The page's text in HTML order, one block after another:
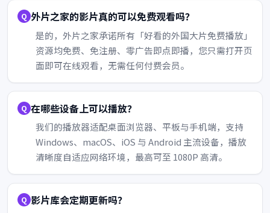
外片之家的影片真的可以免费观看吗？
是的，外片之家承诺所有「好看的外国大片免费播放」
资源均免费、免注册、零广告即点即播，您只需打开页
面即可在线观看，无需任何付费会员。
在哪些设备上可以播放？
我们的播放器适配桌面浏览器、平板与手机端，支持
Windows、macOS、iOS 与 Android 主流设备，播放
清晰度自适应网络环境，最高可至 1080P 高清。
影片库会定期更新吗？